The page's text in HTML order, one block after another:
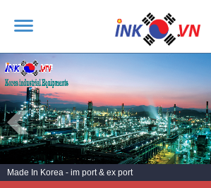
TRANG CHỦ
GIỚI THIỆU
SẢN PHẨM
DỊCH VỤ
TIN TỨC
Made In Korea - im port & ex port